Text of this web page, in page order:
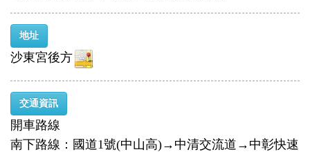
地址
沙東宮後方
交通資訊
開車路線
南下路線：國道1號(中山高)→中清交流道→中彰快速